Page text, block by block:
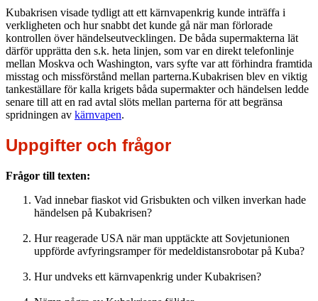
Kubakrisen visade tydligt att ett kärnvapenkrig kunde inträffa i
verkligheten och hur snabbt det kunde gå när man förlorade
kontrollen över händelseutvecklingen. De båda supermakterna lät
därför upprätta den s.k. heta linjen, som var en direkt telefonlinje
mellan Moskva och Washington, vars syfte var att förhindra framtida
misstag och missförstånd mellan parterna.Kubakrisen blev en viktig
tankeställare för kalla krigets båda supermakter och händelsen ledde
senare till att en rad avtal slöts mellan parterna för att begränsa
spridningen av kärnvapen.
Uppgifter och frågor
Frågor till texten:
Vad innebar fiaskot vid Grisbukten och vilken inverkan hade
händelsen på Kubakrisen?
Hur reagerade USA när man upptäckte att Sovjetunionen
uppförde avfyringsramper för medeldistansrobotar på Kuba?
Hur undveks ett kärnvapenkrig under Kubakrisen?